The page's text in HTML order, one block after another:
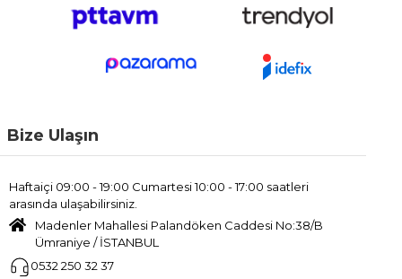
Bize Ulaşın
Haftaiçi 09:00 - 19:00 Cumartesi 10:00 - 17:00 saatleri
arasında ulaşabilirsiniz.
Madenler Mahallesi Palandöken Caddesi No:38/B
Ümraniye / İSTANBUL
0532 250 32 37